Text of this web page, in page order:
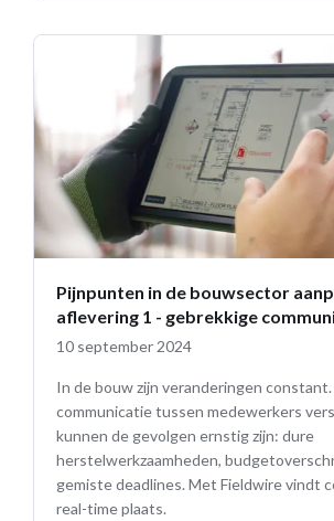
Pijnpunten in de bouwsector
aflevering 1 - gebrekkige
10 september 2024
In de bouw zijn veranderingen
communicatie tussen medewerkers
kunnen de gevolgen ernstig zijn: dure
herstelwerkzaamheden,
gemiste deadlines. Met Fieldwire vindt
real-time plaats.